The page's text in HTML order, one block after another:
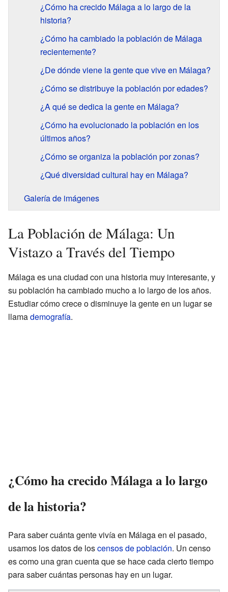
¿Cómo ha crecido Málaga a lo largo de la
historia?
¿Cómo ha cambiado la población de Málaga
recientemente?
¿De dónde viene la gente que vive en Málaga?
¿Cómo se distribuye la población por edades?
¿A qué se dedica la gente en Málaga?
¿Cómo ha evolucionado la población en los
últimos años?
¿Cómo se organiza la población por zonas?
¿Qué diversidad cultural hay en Málaga?
Galería de imágenes
La Población de Málaga: Un
Vistazo a Través del Tiempo
Málaga es una ciudad con una historia muy interesante, y
su población ha cambiado mucho a lo largo de los años.
Estudiar cómo crece o disminuye la gente en un lugar se
llamademografía.
¿Cómo ha crecido Málaga a lo largo
de la historia?
Para saber cuánta gente vivía en Málaga en el pasado,
usamos los datos de loscensos de población. Un censo
es como una gran cuenta que se hace cada cierto tiempo
para saber cuántas personas hay en un lugar.